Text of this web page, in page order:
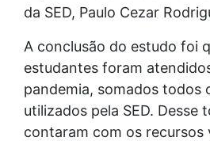
da SED, Paulo Cezar
A conclusão do estudo foi
estudantes foram
pandemia, somados todos
utilizados pela SED. Desse
contaram com os recursos